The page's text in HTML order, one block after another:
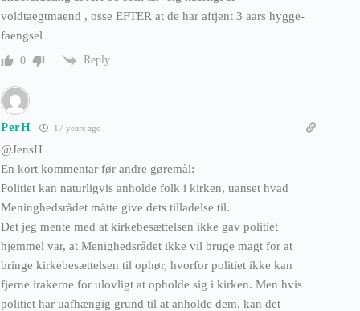
voldtaegtmaend , osse EFTER at de har aftjent 3 aars hygge-
faengsel
0 Reply
PerH 17 years ago
@JensH
En kort kommentar før andre gøremål:
Politiet kan naturligvis anholde folk i kirken, uanset hvad
Meninghedsrådet måtte give dets tilladelse til.
Det jeg mente med at kirkebesættelsen ikke gav politiet
hjemmel var, at Menighedsrådet ikke vil bruge magt for at
bringe kirkebesættelsen til ophør, hvorfor politiet ikke kan
fjerne irakerne for ulovligt at opholde sig i kirken. Men hvis
politiet har uafhængig grund til at anholde dem, kan det